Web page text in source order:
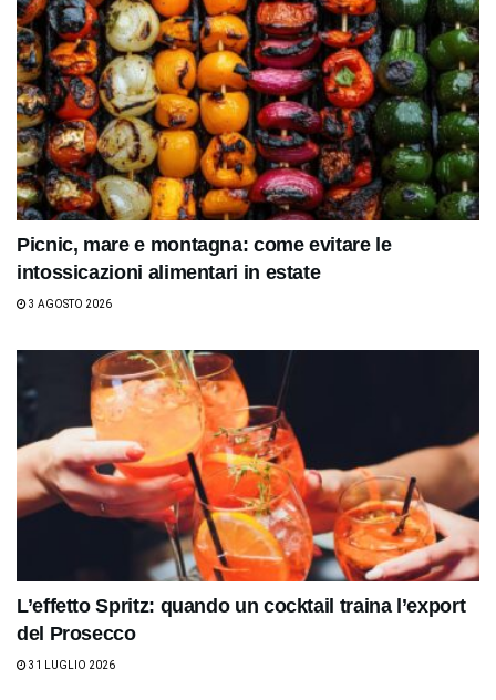
Picnic, mare e montagna: come evitare le
intossicazioni alimentari in estate
3 AGOSTO 2026
L’effetto Spritz: quando un cocktail traina l’export
del Prosecco
31 LUGLIO 2026